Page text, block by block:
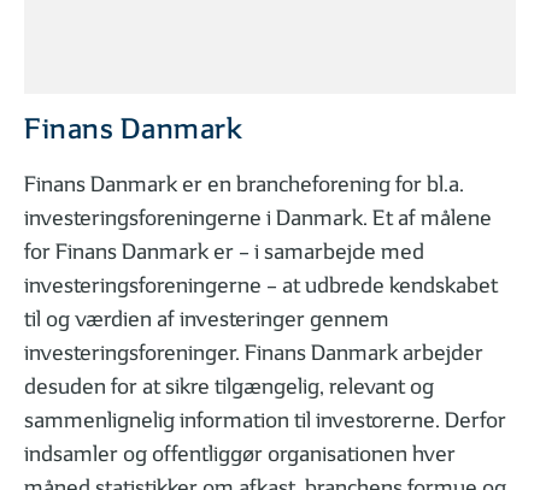
Finans Danmark
Finans Danmark er en brancheforening for bl.a.
investeringsforeningerne i Danmark. Et af målene
for Finans Danmark er – i samarbejde med
investeringsforeningerne – at udbrede kendskabet
til og værdien af investeringer gennem
investeringsforeninger. Finans Danmark arbejder
desuden for at sikre tilgængelig, relevant og
sammenlignelig information til investorerne. Derfor
indsamler og offentliggør organisationen hver
01 | 06 LÆST
Hvad er et investeringsbevis?
02| 06
De 6 mest
FØLG DINE INVESTERINGER